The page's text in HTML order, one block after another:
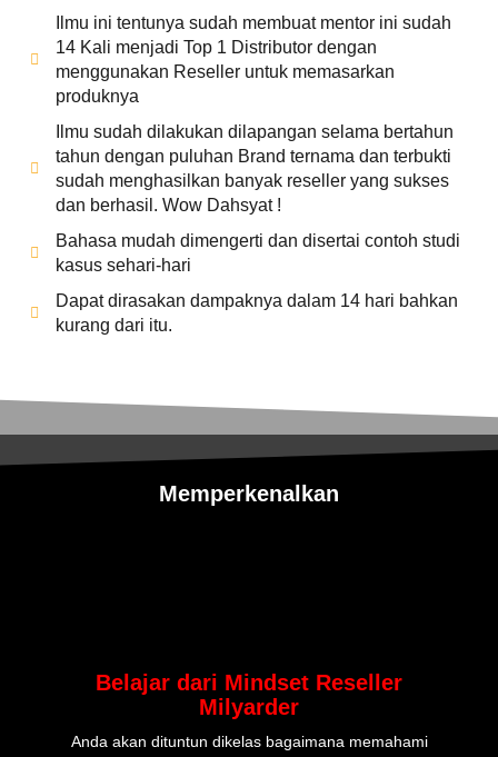
Ilmu ini tentunya sudah membuat mentor ini sudah
14 Kali menjadi Top 1 Distributor dengan
menggunakan Reseller untuk memasarkan
produknya
Ilmu sudah dilakukan dilapangan selama bertahun
tahun dengan puluhan Brand ternama dan terbukti
sudah menghasilkan banyak reseller yang sukses
dan berhasil. Wow Dahsyat !
Bahasa mudah dimengerti dan disertai contoh studi
kasus sehari-hari
Dapat dirasakan dampaknya dalam 14 hari bahkan
kurang dari itu.
Memperkenalkan
Belajar dari Mindset Reseller
Milyarder
Anda akan dituntun dikelas bagaimana memahami